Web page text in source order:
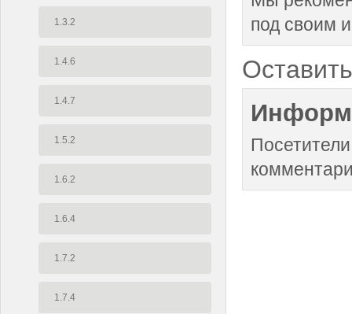
1.3.2
1.4.6
1.4.7
1.5.2
1.6.2
1.6.4
1.7.2
1.7.4
под своим